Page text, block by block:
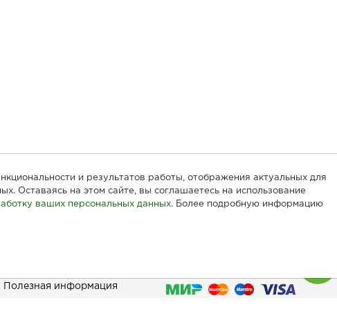
Полезная информация
и результатов работы, отображения актуальных для
Оставаясь на этом сайте, вы соглашаетесь на использование
ваших персональных данных. Более подробную информацию